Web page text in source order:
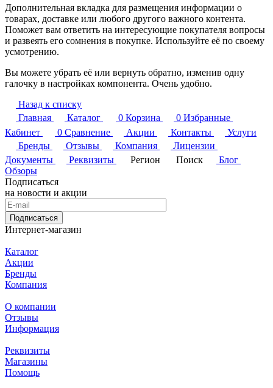
Дополнительная вкладка для размещения информации о
товарах, доставке или любого другого важного контента.
Поможет вам ответить на интересующие покупателя вопросы
и развеять его сомнения в покупке. Используйте её по своему
усмотрению.
Вы можете убрать её или вернуть обратно, изменив одну
галочку в настройках компонента. Очень удобно.
Назад к списку
Главная
Каталог 0 Корзина 0 Избранные
Кабинет
0 Сравнение Акции Контакты
Услуги
Бренды
Отзывы Компания
Лицензии
Документы
Реквизиты Регион Поиск
Блог
Обзоры
Подписаться
на новости и акции
Подписаться
Интернет-магазин
Каталог
Акции
Бренды
Компания
О компании
Отзывы
Информация
Реквизиты
Магазины
Помощь